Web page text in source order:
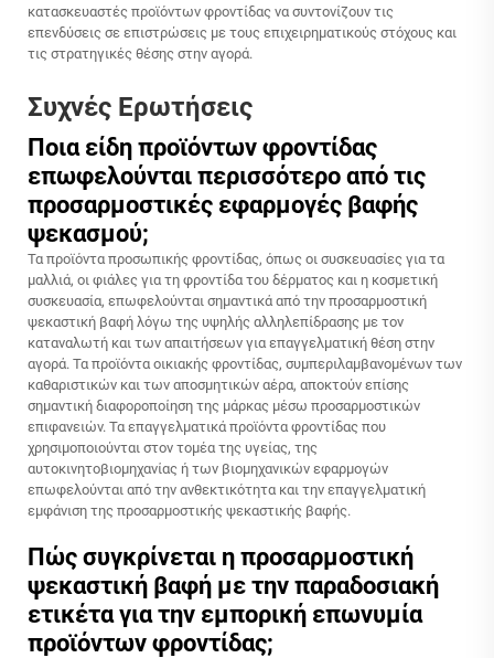
κατασκευαστές προϊόντων φροντίδας να συντονίζουν τις
επενδύσεις σε επιστρώσεις με τους επιχειρηματικούς στόχους και
τις στρατηγικές θέσης στην αγορά.
Συχνές Ερωτήσεις
Ποια είδη προϊόντων φροντίδας
επωφελούνται περισσότερο από τις
προσαρμοστικές εφαρμογές βαφής
ψεκασμού;
Τα προϊόντα προσωπικής φροντίδας, όπως οι συσκευασίες για τα
μαλλιά, οι φιάλες για τη φροντίδα του δέρματος και η κοσμετική
συσκευασία, επωφελούνται σημαντικά από την προσαρμοστική
ψεκαστική βαφή λόγω της υψηλής αλληλεπίδρασης με τον
καταναλωτή και των απαιτήσεων για επαγγελματική θέση στην
αγορά. Τα προϊόντα οικιακής φροντίδας, συμπεριλαμβανομένων των
καθαριστικών και των αποσμητικών αέρα, αποκτούν επίσης
σημαντική διαφοροποίηση της μάρκας μέσω προσαρμοστικών
επιφανειών. Τα επαγγελματικά προϊόντα φροντίδας που
χρησιμοποιούνται στον τομέα της υγείας, της
αυτοκινητοβιομηχανίας ή των βιομηχανικών εφαρμογών
επωφελούνται από την ανθεκτικότητα και την επαγγελματική
εμφάνιση της προσαρμοστικής ψεκαστικής βαφής.
Πώς συγκρίνεται η προσαρμοστική
ψεκαστική βαφή με την παραδοσιακή
ετικέτα για την εμπορική επωνυμία
προϊόντων φροντίδας;